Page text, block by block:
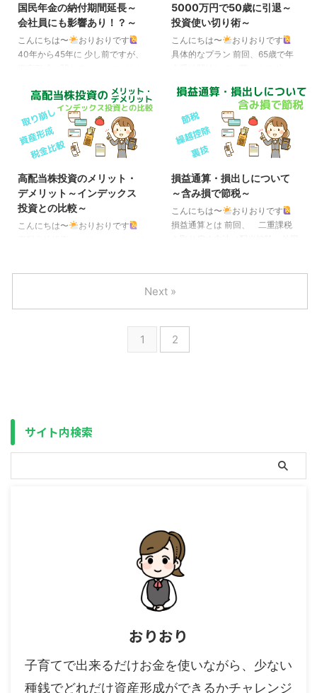
った）配当控除が2024年から
695万円以下に、 つまり、課税所
得が695万円超～900万円以下の
人は配当控除を使う（ために総合
らに、695万円以下であっても、
これま ...
る市区町村によって変わってきま
す。（厳密には国民年金保険料は
物価や賃金に合わせて毎年少しず
つ上がっています） ここで言う
のですが、 ...
国民年金の納付期間延長～
会社員にも影響あり！？～
こんにちは〜
おりおりです
40年から45年に 少し前ですが、
は、国民年金保険料の納付期間が
現行の40年から45年に延長する
案が出た、というものです。 国
民年金と言えば、日本国内に住む
20歳から60歳未満の全ての方が
65歳未満までに改正されるか
も？というお話になります。 ま
だ2025年に提出を予定している
改正案、という段階なので確定で
5000万円で50歳に引退～
投資使い切り術～
こんにちは〜
おりおりです
具体的なプラン 前回、65歳で年
開始にして、75歳までに資産を
使い切る、という前提で目標を立
てた方が、必要な資産額も少なく
て済む、というお話をしました
が、 具体的にいくら少なくて済
ずこのプランの土台となる年金な
のですが、厚生労働省が発表した
「厚生年金保険・国民年金事業の
概況」によると、令和2年度のデ
高配当株投資のメリット・
デメリット～インデックス
投資との比較～
こんにちは〜
おりおりです
に焦点を当ててもう少し詳しくお
話したいと思います。 結論から
言うと、メリットは以下の３点で
す。 ポイント ・取り崩し（資産
・資産形成（配当金再投資）では
若干不利 ・（日本 ...
損益通算・損出しについて
～含み損で節税～
こんにちは〜
おりおりです
損益通算とは 前回、 二重課税
算です。 損益通算とは、赤字の
所得を他の所得の黒字と相殺する
失（赤字）が出た場合は税金はゼ
ロで、マイナスになる事は無いの
1 2
Next »
サイト内検索
おりおり
子育てで出来るだけお金を使いながら、少ない
種銭でどれだけ資産形成ができるかチャレンジ